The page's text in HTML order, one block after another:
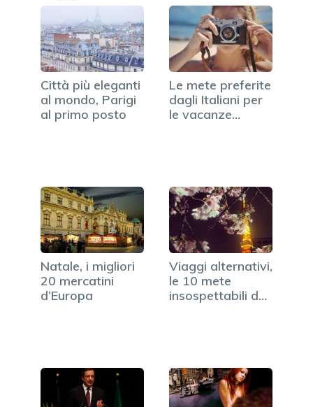
Città più eleganti
al mondo, Parigi
al primo posto
Le mete preferite
dagli Italiani per
le vacanze…
Natale, i migliori
20 mercatini
d’Europa
Viaggi alternativi,
le 10 mete
insospettabili del